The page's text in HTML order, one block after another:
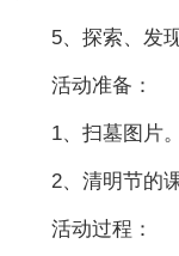
5、探索、发
活动准备：
1、扫墓图片
2、清明节的
活动过程：